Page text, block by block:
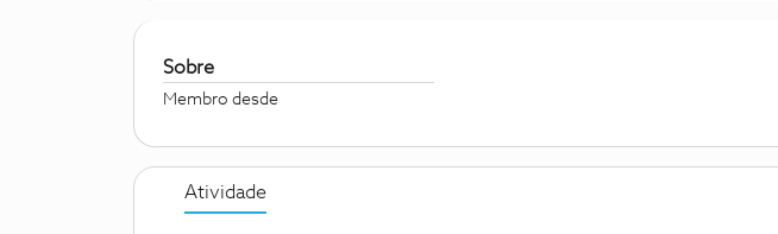
Sobre
Membro desde
Atividade